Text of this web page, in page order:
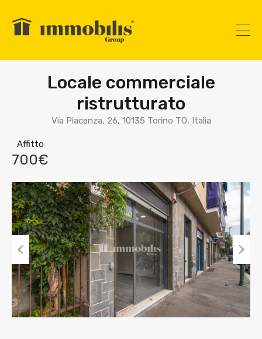
Locale commerciale
ristrutturato
Via Piacenza, 26, 10135 Torino TO, Italia
Affitto
700€
Prev
ious
Nex
t